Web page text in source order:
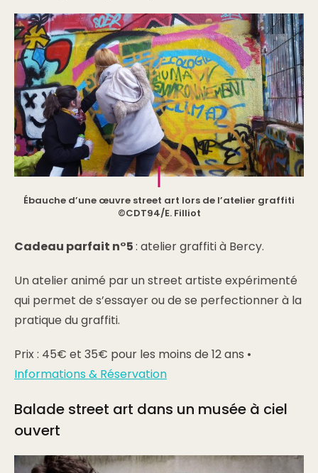
Ébauche d’une œuvre street art lors de l’atelier graffiti
©CDT94/E. Filliot
Cadeau parfait n°5: atelier graffiti à Bercy.
Un atelier animé par un street artiste expérimenté
qui permet de s’essayer ou de se perfectionner à la
pratique du graffiti.
Prix : 45€ et 35€ pour les moins de 12 ans •
Informations & Réservation
Balade street art dans un musée à ciel
ouvert